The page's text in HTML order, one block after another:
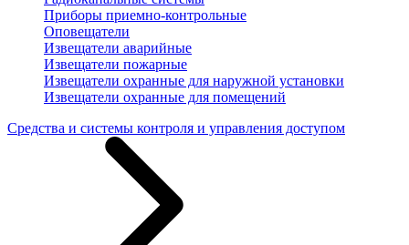
Приборы приемно-контрольные
Оповещатели
Извещатели аварийные
Извещатели пожарные
Извещатели охранные для наружной установки
Извещатели охранные для помещений
Средства и системы контроля и управления доступом